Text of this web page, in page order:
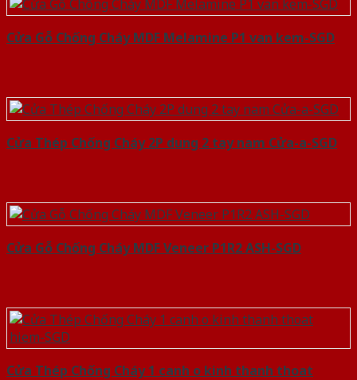
Cửa Gỗ Chống Cháy MDF Melamine P1 van kem-SGD
Cửa Thép Chống Cháy 2P dung 2 tay nam Cửa-a-SGD
Cửa Gỗ Chống Cháy MDF Veneer P1R2 ASH-SGD
Cửa Thép Chống Cháy 1 canh o kinh thanh thoat